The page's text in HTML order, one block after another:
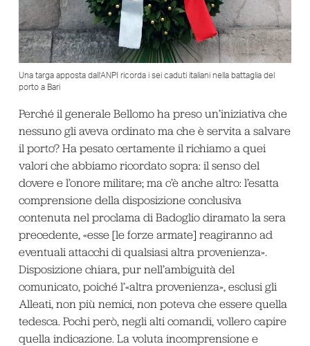
Una targa apposta dall’ANPI ricorda i sei caduti italiani nella battaglia del
porto a Bari
Perché il generale Bellomo ha preso un’iniziativa che
nessuno gli aveva ordinato ma che è servita a salvare
il porto? Ha pesato certamente il richiamo a quei
valori che abbiamo ricordato sopra: il senso del
dovere e l’onore militare; ma c’è anche altro: l’esatta
comprensione della disposizione conclusiva
contenuta nel proclama di Badoglio diramato la sera
precedente, «esse [le forze armate] reagiranno ad
eventuali attacchi di qualsiasi altra provenienza».
Disposizione chiara, pur nell’ambiguità del
comunicato, poiché l’«altra provenienza», esclusi gli
Alleati, non più nemici, non poteva che essere quella
tedesca. Pochi però, negli alti comandi, vollero capire
quella indicazione. La voluta incomprensione e